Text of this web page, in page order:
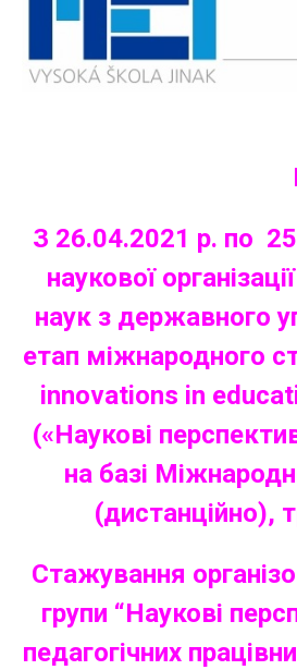
З 26.04.2021 р. по
наукової
наук з державного
етап міжнародного
innovations in
(«Наукові
на базі
(дистанційно),
Стажування
групи “Наукові
педагогічних